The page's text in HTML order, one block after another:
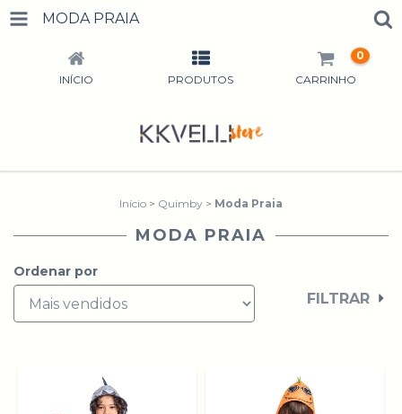
MODA PRAIA
INÍCIO PRODUTOS CARRINHO
0
Início > Quimby > Moda Praia
MODA PRAIA
Ordenar por
FILTRAR